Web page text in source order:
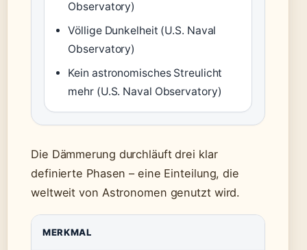
Observatory)
Völlige Dunkelheit (U.S. Naval
Observatory)
Kein astronomisches Streulicht
mehr (U.S. Naval Observatory)
Die Dämmerung durchläuft drei klar
definierte Phasen – eine Einteilung, die
weltweit von Astronomen genutzt wird.
MERKMAL